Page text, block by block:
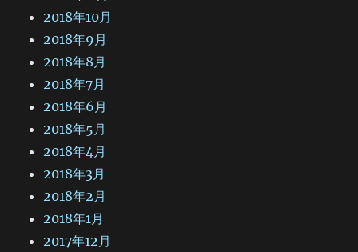
2018年10月
2018年9月
2018年8月
2018年7月
2018年6月
2018年5月
2018年4月
2018年3月
2018年2月
2018年1月
2017年12月